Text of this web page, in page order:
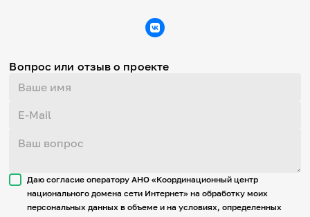
Вопрос или отзыв о проекте
Даю согласие оператору АНО «Координационный центр
национального домена сети Интернет» на обработку моих
персональных данных в объеме и на условиях, определенных